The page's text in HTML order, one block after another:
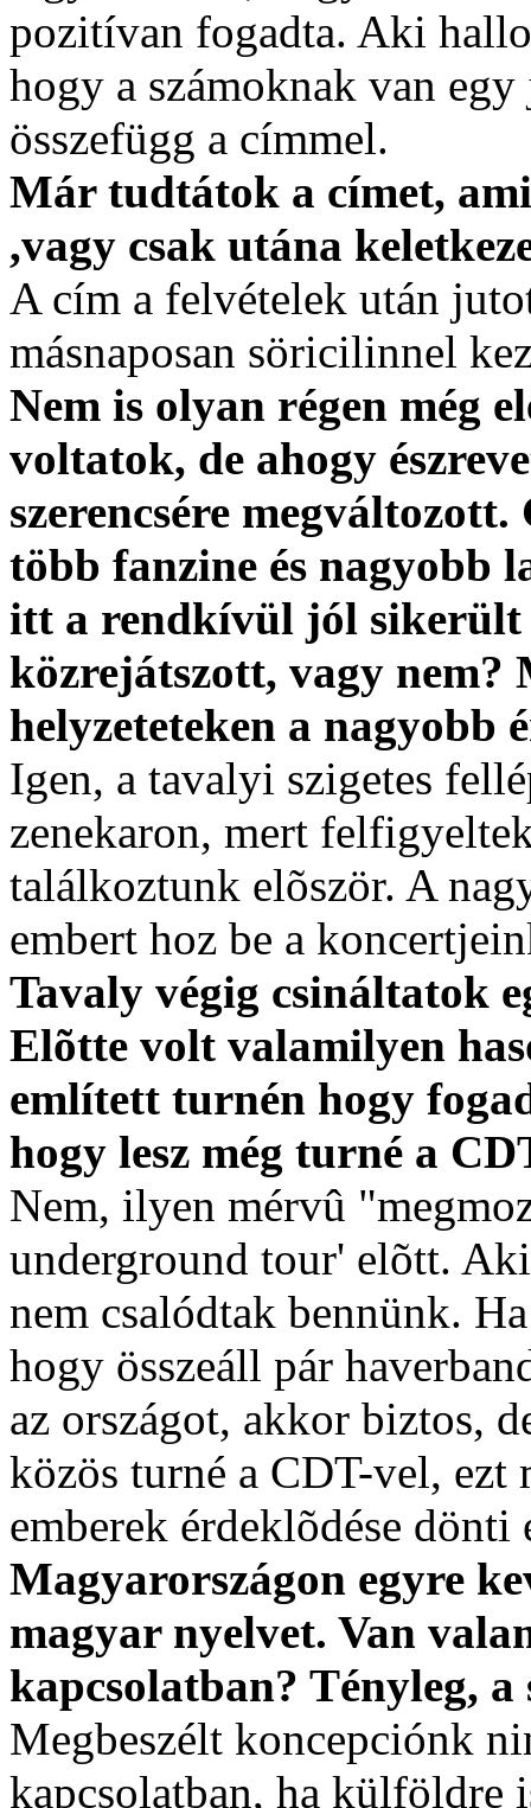
pozitívan fogadta. Aki
hogy a számoknak van
összefügg a címmel.
Már tudtátok a címet,
,vagy csak utána
A cím a felvételek után
másnaposan söricilinnel
Nem is olyan régen még
voltatok, de ahogy
szerencsére
több fanzine és nagyobb
itt a rendkívül jól sikerült
közrejátszott, vagy
helyzeteteken a nagyobb
Igen, a tavalyi szigetes
zenekaron, mert
találkoztunk elõször. A
embert hoz be a
Tavaly végig csináltatok
Elõtte volt valamilyen
említett turnén hogy
hogy lesz még turné a
Nem, ilyen mérvû
underground tour' elõtt.
nem csalódtak bennünk.
hogy összeáll pár
az országot, akkor biztos,
közös turné a CDT-vel, ezt
emberek érdeklõdése dönti
Magyarországon egyre
magyar nyelvet. Van
kapcsolatban? Tényleg,
Megbeszélt koncepciónk
kapcsolatban, ha